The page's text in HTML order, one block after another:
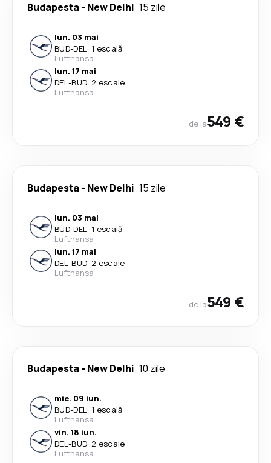
Budapesta- New Delhi 15 zile
lun. 03 mai
BUD-DEL· 1 escală
Lufthansa
lun. 17 mai
DEL-BUD· 2 escale
Lufthansa
de la549 €
Budapesta- New Delhi 15 zile
lun. 03 mai
BUD-DEL· 1 escală
Lufthansa
lun. 17 mai
DEL-BUD· 2 escale
Lufthansa
de la549 €
Budapesta- New Delhi 10 zile
mie. 09 iun.
BUD-DEL· 1 escală
Lufthansa
vin. 18 iun.
DEL-BUD· 2 escale
Lufthansa